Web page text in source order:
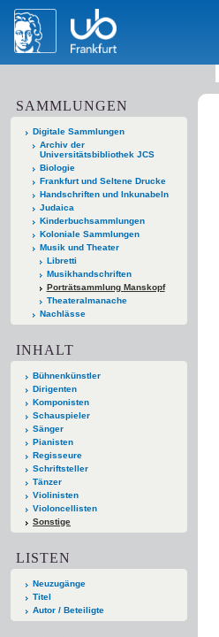
SAMMLUNGEN
Digitale Sammlungen
Archiv der
Universitätsbibliothek JCS
Biologie
Frankfurt und Seltene Drucke
Handschriften und Inkunabeln
Judaica
Kinderbuchsammlungen
Koloniale Sammlungen
Musik und Theater
Libretti
Musikhandschriften
Porträtsammlung Manskopf
Theateralmanache
Nachlässe
INHALT
Bühnenkünstler
Dirigenten
Komponisten
Schauspieler
Sänger
Pianisten
Regisseure
Schriftsteller
Tänzer
Violinisten
Violoncellisten
Sonstige
LISTEN
Neuzugänge
Titel
Autor / Beteiligte